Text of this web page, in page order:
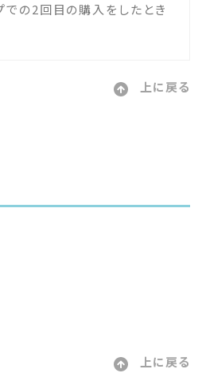
での2回目の購入をしたとき
上に戻る
上に戻る